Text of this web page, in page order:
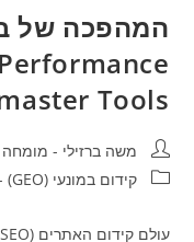
המהפכה של
Tools
מחבר:משה ברזילי - מומחה
קטגוריה:קידום במונעי AI - (GEO)